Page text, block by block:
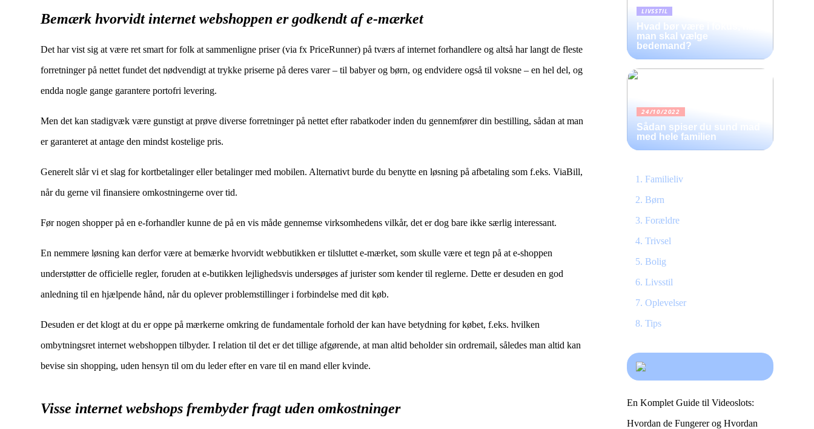
Bemærk hvorvidt internet webshoppen er godkendt af e-mærket
Det har vist sig at være ret smart for folk at sammenligne priser (via fx PriceRunner) på tværs af internet forhandlere og altså har langt de fleste
forretninger på nettet fundet det nødvendigt at trykke priserne på deres varer – til babyer og børn, og endvidere også til voksne – en hel del, og
endda nogle gange garantere portofri levering.
Men det kan stadigvæk være gunstigt at prøve diverse forretninger på nettet efter rabatkoder inden du gennemfører din bestilling, sådan at man
er garanteret at antage den mindst kostelige pris.
Generelt slår vi et slag for kortbetalinger eller betalinger med mobilen. Alternativt burde du benytte en løsning på afbetaling som f.eks. ViaBill,
når du gerne vil finansiere omkostningerne over tid.
Før nogen shopper på en e-forhandler kunne de på en vis måde gennemse virksomhedens vilkår, det er dog bare ikke særlig interessant.
En nemmere løsning kan derfor være at bemærke hvorvidt webbutikken er tilsluttet e-mærket, som skulle være et tegn på at e-shoppen
understøtter de officielle regler, foruden at e-butikken lejlighedsvis undersøges af jurister som kender til reglerne. Dette er desuden en god
anledning til en hjælpende hånd, når du oplever problemstillinger i forbindelse med dit køb.
Desuden er det klogt at du er oppe på mærkerne omkring de fundamentale forhold der kan have betydning for købet, f.eks. hvilken
ombytningsret internet webshoppen tilbyder. I relation til det er det tillige afgørende, at man altid beholder sin ordremail, således man altid kan
bevise sin shopping, uden hensyn til om du leder efter en vare til en mand eller kvinde.
Visse internet webshops frembyder fragt uden omkostninger
LIVSSTIL
Hvad bør være i fokus, når
man skal vælge
bedemand?
24/10/2022
Sådan spiser du sund mad
med hele familien
Familieliv
Børn
Forældre
Trivsel
Bolig
Livsstil
Oplevelser
Tips
En Komplet Guide til Videoslots:
Hvordan de Fungerer og Hvordan